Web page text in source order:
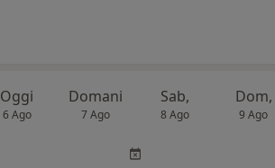
Oggi
6 Ago
Domani
7 Ago
Sab,
8 Ago
Dom,
9 Ago